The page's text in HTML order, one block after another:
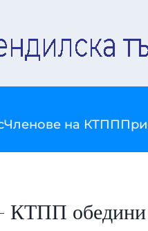
Членове на КТПП
обедини